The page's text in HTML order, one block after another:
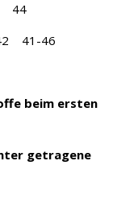
41-46
beim ersten
getragene